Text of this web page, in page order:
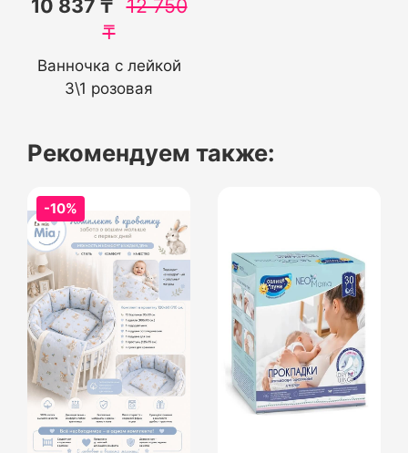
10 837 ₸ 12 750
₸
Ванночка с лейкой
3\1 розовая
Рекомендуем также:
-10%